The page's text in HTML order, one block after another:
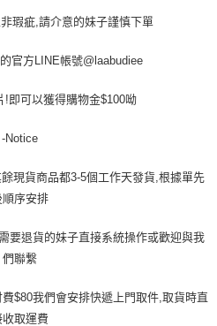
瑕疵,請介意的妹子謹慎下單
官方LINE帳號@laabudiee
!即可以獲得購物金$100呦
-Notice
現貨商品都3-5個工作天發貨,根據單先
順序安排
要退貨的妹子直接系統操作或歡迎與我
們聯繋
$80我們會安排快遞上門取件,取貨時直
收取運費